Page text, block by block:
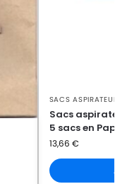
SACS
Sacs
5 sacs en
13,66 €